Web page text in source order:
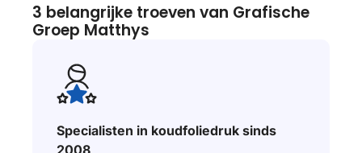
3 belangrijke troeven van Grafische
Groep Matthys
Specialisten in koudfoliedruk sinds
2008